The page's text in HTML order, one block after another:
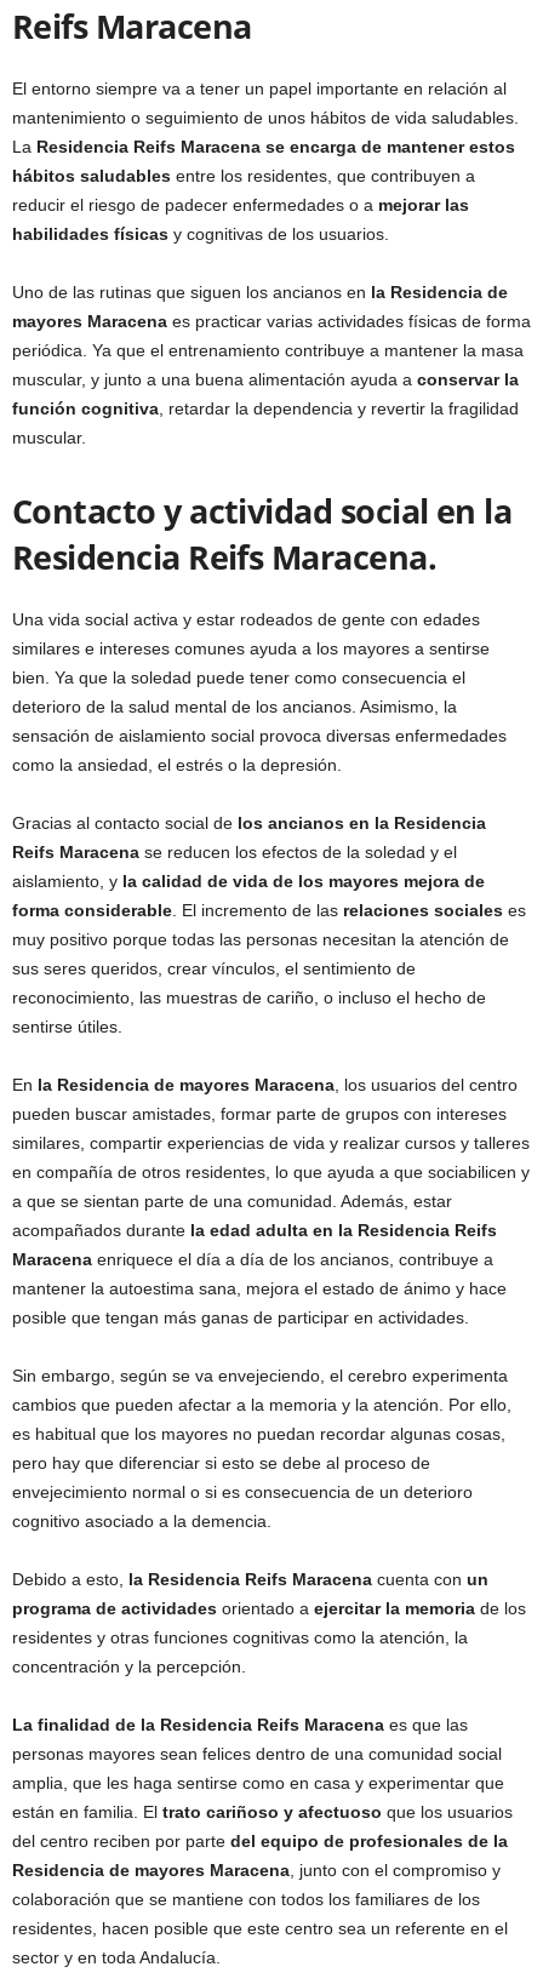
Reifs Maracena
El entorno siempre va a tener un papel importante en relación al
mantenimiento o seguimiento de unos hábitos de vida saludables.
La Residencia Reifs Maracena se encarga de mantener estos
hábitos saludables entre los residentes, que contribuyen a
reducir el riesgo de padecer enfermedades o a mejorar las
habilidades físicas y cognitivas de los usuarios.
Uno de las rutinas que siguen los ancianos en la Residencia de
mayores Maracena es practicar varias actividades físicas de forma
periódica. Ya que el entrenamiento contribuye a mantener la masa
muscular, y junto a una buena alimentación ayuda a conservar la
función cognitiva , retardar la dependencia y revertir la fragilidad
muscular.
Contacto y actividad social en la
Residencia Reifs Maracena.
Una vida social activa y estar rodeados de gente con edades
similares e intereses comunes ayuda a los mayores a sentirse
bien. Ya que la soledad puede tener como consecuencia el
deterioro de la salud mental de los ancianos. Asimismo, la
sensación de aislamiento social provoca diversas enfermedades
como la ansiedad, el estrés o la depresión.
Gracias al contacto social de los ancianos en la Residencia
Reifs Maracena se reducen los efectos de la soledad y el
aislamiento, y la calidad de vida de los mayores mejora de
forma considerable . El incremento de las relaciones sociales es
muy positivo porque todas las personas necesitan la atención de
sus seres queridos, crear vínculos, el sentimiento de
reconocimiento, las muestras de cariño, o incluso el hecho de
sentirse útiles.
En la Residencia de mayores Maracena , los usuarios del centro
pueden buscar amistades, formar parte de grupos con intereses
similares, compartir experiencias de vida y realizar cursos y talleres
en compañía de otros residentes, lo que ayuda a que sociabilicen y
a que se sientan parte de una comunidad. Además, estar
acompañados durante la edad adulta en la Residencia Reifs
Maracena enriquece el día a día de los ancianos, contribuye a
mantener la autoestima sana, mejora el estado de ánimo y hace
posible que tengan más ganas de participar en actividades.
Sin embargo, según se va envejeciendo, el cerebro experimenta
cambios que pueden afectar a la memoria y la atención. Por ello,
es habitual que los mayores no puedan recordar algunas cosas,
pero hay que diferenciar si esto se debe al proceso de
envejecimiento normal o si es consecuencia de un deterioro
cognitivo asociado a la demencia.
Debido a esto, la Residencia Reifs Maracena cuenta con un
programa de actividades orientado a ejercitar la memoria de los
residentes y otras funciones cognitivas como la atención, la
concentración y la percepción.
La finalidad de la Residencia Reifs Maracena es que las
personas mayores sean felices dentro de una comunidad social
amplia, que les haga sentirse como en casa y experimentar que
están en familia. El trato cariñoso y afectuoso que los usuarios
del centro reciben por parte del equipo de profesionales de la
Residencia de mayores Maracena , junto con el compromiso y
colaboración que se mantiene con todos los familiares de los
residentes, hacen posible que este centro sea un referente en el
sector y en toda Andalucía.